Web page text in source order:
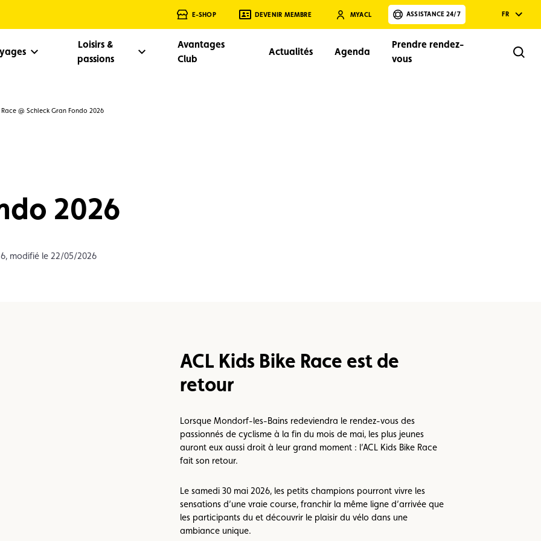
E-SHOP DEVENIR MEMBRE MYACL ASSISTANCE 24/7 FR
Loisirs &
passions
Avantages
Club
Actualités Agenda
Prendre rendez-
vous
Race @ Schleck Gran Fondo 2026
2026
modifié le 22/05/2026
ACL Kids Bike Race est de
retour
Lorsque Mondorf-les-Bains redeviendra le rendez-vous des
passionnés de cyclisme à la fin du mois de mai, les plus jeunes
auront eux aussi droit à leur grand moment : l’ACL Kids Bike Race
fait son retour.
Le samedi 30 mai 2026, les petits champions pourront vivre les
sensations d’une vraie course, franchir la même ligne d’arrivée que
les participants du et découvrir le plaisir du vélo dans une
ambiance unique.